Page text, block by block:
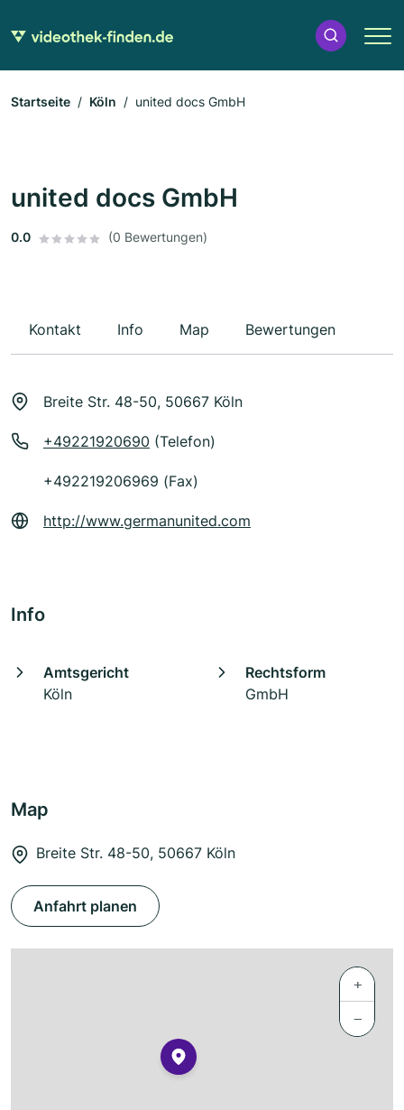
Startseite Köln united docs GmbH
united docs GmbH
0.0 (0 Bewertungen)
Kontakt Info Map Bewertungen
Breite Str. 48-50, 50667 Köln
+49221920690 (Telefon)
+492219206969 (Fax)
http://www.germanunited.com
Info
Amtsgericht
Köln
Rechtsform
GmbH
Map
Breite Str. 48-50, 50667 Köln
Anfahrt planen
+
−